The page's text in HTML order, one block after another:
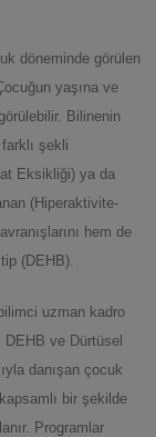
döneminde görülen
yaşına ve
Bilinenin
şekli
Eksikliği) ya da
(Hiperaktivite-
hem de
(DEHB).
uzman kadro
DEHB ve Dürtüsel
danışan çocuk
bir şekilde
Programlar